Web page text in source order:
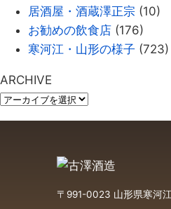
居酒屋・酒蔵澤正宗 (10)
お勧めの飲食店 (176)
寒河江・山形の様子 (723)
ARCHIVE
〒991-0023 山形県寒河